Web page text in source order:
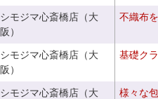
シモジマ心斎橋店（大
阪）
不織布
シモジマ心斎橋店（大
阪）
基礎ク
シモジマ心斎橋店（大
様々な